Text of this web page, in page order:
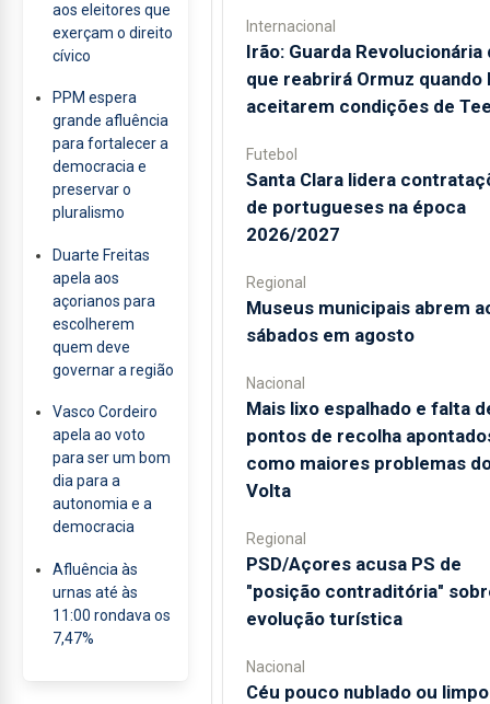
aos eleitores que
exerçam o direito
cívico
PPM espera
grande afluência
para fortalecer a
democracia e
preservar o
pluralismo
Duarte Freitas
apela aos
açorianos para
escolherem
quem deve
governar a região
Vasco Cordeiro
apela ao voto
para ser um bom
dia para a
autonomia e a
democracia
Afluência às
urnas até às
11:00 rondava os
7,47%
Internacional
Irão: Guarda Revolucionária
que reabrirá Ormuz quando
aceitarem condições de
Futebol
Santa Clara lidera
de portugueses na época
2026/2027
Regional
Museus municipais abrem
sábados em agosto
Nacional
Mais lixo espalhado e falta
pontos de recolha
como maiores problemas
Volta
Regional
PSD/Açores acusa PS de
"posição contraditória"
evolução turística
Nacional
Céu pouco nublado ou limpo